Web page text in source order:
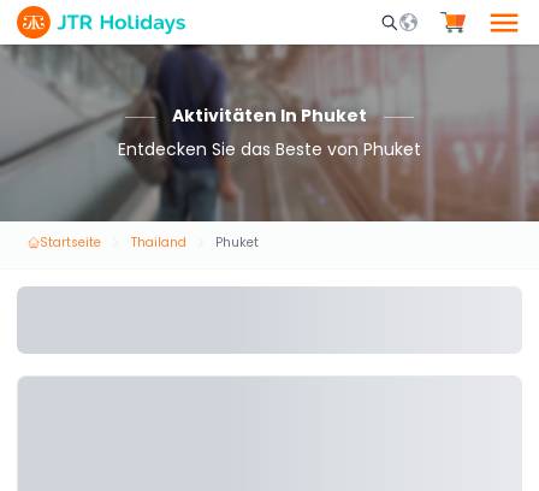
Mobile Search
Aktivitäten In Phuket
Entdecken Sie das Beste von Phuket
Startseite Thailand Phuket